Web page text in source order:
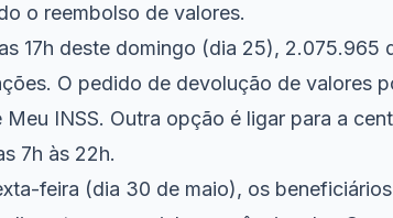
o reembolso de valores.
17h deste domingo (dia 25), 2.075.965
O pedido de devolução de valores
INSS. Outra opção é ligar para a
7h às 22h.
feira (dia 30 de maio), os